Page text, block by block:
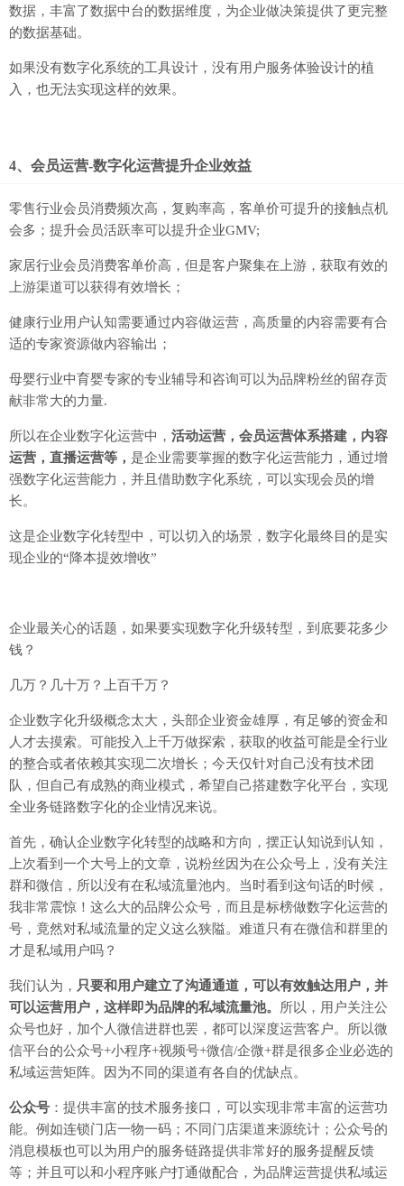
数据，丰富了数据中台的数据维度，为企业做决策提供了更完整
的数据基础。
如果没有数字化系统的工具设计，没有用户服务体验设计的植
入，也无法实现这样的效果。
4、会员运营-数字化运营提升企业效益
零售行业会员消费频次高，复购率高，客单价可提升的接触点机
会多；提升会员活跃率可以提升企业GMV;
家居行业会员消费客单价高，但是客户聚集在上游，获取有效的
上游渠道可以获得有效增长；
健康行业用户认知需要通过内容做运营，高质量的内容需要有合
适的专家资源做内容输出；
母婴行业中育婴专家的专业辅导和咨询可以为品牌粉丝的留存贡
献非常大的力量.
所以在企业数字化运营中， 活动运营，会员运营体系搭建，内容
运营，直播运营等， 是企业需要掌握的数字化运营能力，通过增
强数字化运营能力，并且借助数字化系统，可以实现会员的增
长。
这是企业数字化转型中，可以切入的场景，数字化最终目的是实
现企业的“降本提效增收”
企业最关心的话题，如果要实现数字化升级转型，到底要花多少
钱？
几万？几十万？上百千万？
企业数字化升级概念太大，头部企业资金雄厚，有足够的资金和
人才去摸索。可能投入上千万做探索，获取的收益可能是全行业
的整合或者依赖其实现二次增长；今天仅针对自己没有技术团
队，但自己有成熟的商业模式，希望自己搭建数字化平台，实现
全业务链路数字化的企业情况来说。
首先，确认企业数字化转型的战略和方向，摆正认知说到认知，
上次看到一个大号上的文章，说粉丝因为在公众号上，没有关注
群和微信，所以没有在私域流量池内。当时看到这句话的时候，
我非常震惊！这么大的品牌公众号，而且是标榜做数字化运营的
号，竟然对私域流量的定义这么狭隘。难道只有在微信和群里的
才是私域用户吗？
我们认为， 只要和用户建立了沟通通道，可以有效触达用户，并
可以运营用户，这样即为品牌的私域流量池。
所以，用户关注公
众号也好，加个人微信进群也罢，都可以深度运营客户。所以微
信平台的公众号+小程序+视频号+微信/企微+群是很多企业必选的
私域运营矩阵。因为不同的渠道有各自的优缺点。
公众号 ：提供丰富的技术服务接口，可以实现非常丰富的运营功
能。例如连锁门店一物一码；不同门店渠道来源统计；公众号的
消息模板也可以为用户的服务链路提供非常好的服务提醒反馈
等；并且可以和小程序账户打通做配合，为品牌运营提供私域运